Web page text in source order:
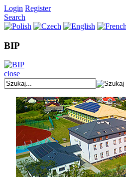
Login Register
Search
BIP
close